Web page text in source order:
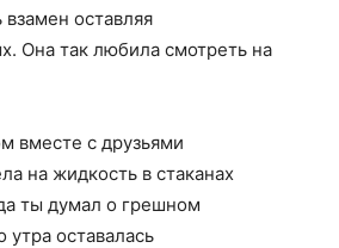
оставляя
Она так любила смотреть на
вместе с друзьями
на жидкость в стаканах
ты думал о грешном
оставалась